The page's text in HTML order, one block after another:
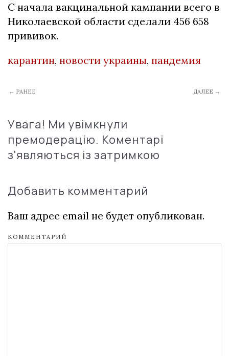
С начала вакцинальной кампании всего в
Николаевской области сделали 456 658
прививок.
карантин, новости украины, пандемия
← РАНЕЕ ДАЛЕЕ →
Увага! Ми увімкнули
премодерацію. Коментарі
з'являються із затримкою
Добавить комментарий
Ваш адрес email не будет опубликован.
КОММЕНТАРИЙ